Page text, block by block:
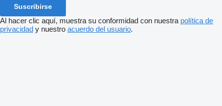
Suscribirse
Al hacer clic aquí, muestra su conformidad con nuestra política de
privacidad y nuestro acuerdo del usuario.